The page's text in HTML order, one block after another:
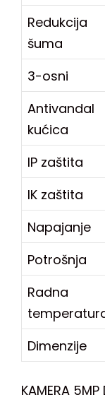
Redukcija
šuma
3-osni
Antivandal
kućica
IP zaštita
IK zaštita
Napajanje
Potrošnja
Radna
Dimenzije
KAMERA